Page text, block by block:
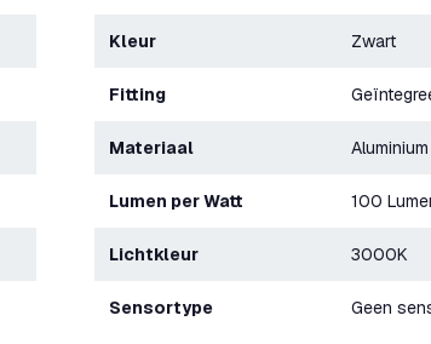
Kleur Zwart
Fitting
Materiaal Aluminium
Lumen per Watt 100
Lichtkleur 3000K
Sensortype Geen